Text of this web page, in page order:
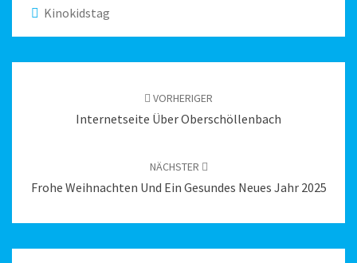
Kinokidstag
VORHERIGER
Internetseite Über Oberschöllenbach
NÄCHSTER
Frohe Weihnachten Und Ein Gesundes Neues Jahr 2025